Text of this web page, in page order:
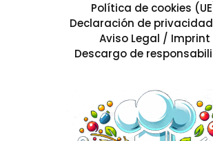
Política de cookies
Declaración de privacidad
Aviso Legal / Imprint
Descargo de